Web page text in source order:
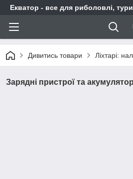
Екватор - все для риболовлі,
Дивитись товари Ліхтарі:
Зарядні пристрої та